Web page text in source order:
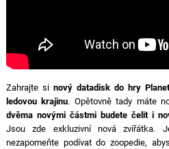
Zahrajte si nový datadisk do hry
ledovou krajinu. Opětovně tady máte
dvěma novými částmi budete čelit i
Jsou zde exkluzivní nová zvířátka.
nezapomeňte podívat do zoopedie,